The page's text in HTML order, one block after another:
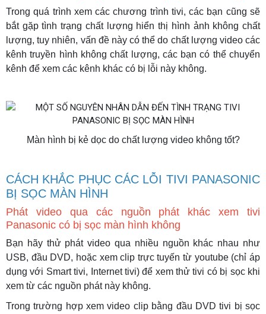
Trong quá trình xem các chương trình tivi, các bạn cũng sẽ
bắt gặp tình trạng chất lượng hiển thị hình ảnh không chất
lượng, tuy nhiên, vấn đề này có thể do chất lượng video các
kênh truyền hình không chất lượng, các bạn có thể chuyển
kênh để xem các kênh khác có bị lỗi này không.
Màn hình bị kẻ dọc do chất lượng video không tốt?
CÁCH KHẮC PHỤC CÁC LỖI TIVI PANASONIC
BỊ SỌC MÀN HÌNH
Phát video qua các nguồn phát khác xem tivi
Panasonic có bị sọc màn hình không
Bạn hãy thử phát video qua nhiều nguồn khác nhau như
USB, đầu DVD, hoặc xem clip trực tuyến từ youtube (chỉ áp
dụng với Smart tivi, Internet tivi) để xem thử tivi có bị sọc khi
xem từ các nguồn phát này không.
Trong trường hợp xem video clip bằng đầu DVD tivi bị sọc